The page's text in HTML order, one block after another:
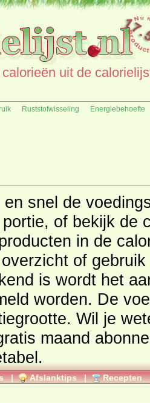
uit de
Ruststofwisseling Energiebehoefte
snel de
of bekijk de
in de
of
is wordt het
worden. De
Wil je
maand
.
| Afslanktips | Recepten